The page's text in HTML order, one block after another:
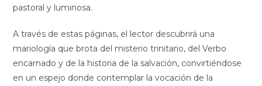
pastoral y luminosa.
A través de estas páginas, el lector descubrirá una
mariología que brota del misterio trinitario, del Verbo
encarnado y de la historia de la salvación, convirtiéndose
en un espejo donde contemplar la vocación de la